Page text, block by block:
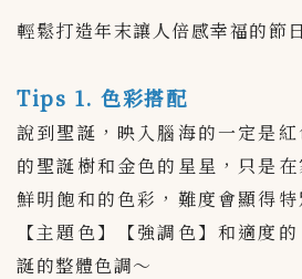
輕鬆打造年末讓人倍感幸福的節
Tips 1. 色彩搭配
說到聖誕，映入腦海的一定是
的聖誕樹和金色的星星，只是
鮮明飽和的色彩，難度會顯得
【主題色】【強調色】和適度
誕的整體色調～